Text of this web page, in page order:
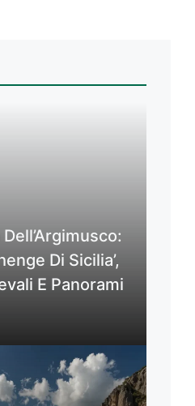
Di Sicilia’,
E Panorami